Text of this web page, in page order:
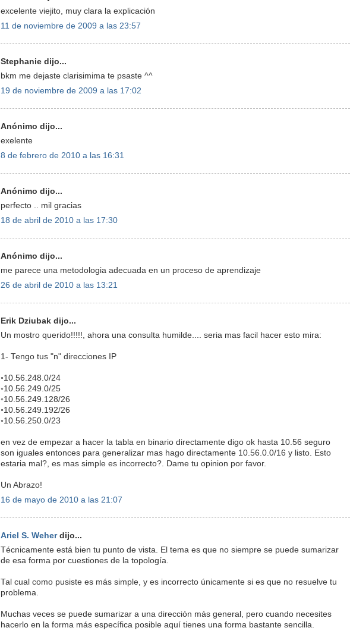
excelente viejito, muy clara la explicación
11 de noviembre de 2009 a las 23:57
Stephanie dijo...
bkm me dejaste clarisimima te psaste ^^
19 de noviembre de 2009 a las 17:02
Anónimo dijo...
exelente
8 de febrero de 2010 a las 16:31
Anónimo dijo...
perfecto .. mil gracias
18 de abril de 2010 a las 17:30
Anónimo dijo...
me parece una metodologia adecuada en un proceso de aprendizaje
26 de abril de 2010 a las 13:21
Erik Dziubak dijo...
Un mostro querido!!!!!, ahora una consulta humilde.... seria mas facil hacer esto mira:
1- Tengo tus "n" direcciones IP
◦10.56.248.0/24
◦10.56.249.0/25
◦10.56.249.128/26
◦10.56.249.192/26
◦10.56.250.0/23
en vez de empezar a hacer la tabla en binario directamente digo ok hasta 10.56 seguro
son iguales entonces para generalizar mas hago directamente 10.56.0.0/16 y listo. Esto
estaria mal?, es mas simple es incorrecto?. Dame tu opinion por favor.
Un Abrazo!
16 de mayo de 2010 a las 21:07
Ariel S. Weherdijo...
Técnicamente está bien tu punto de vista. El tema es que no siempre se puede sumarizar
de esa forma por cuestiones de la topología.
Tal cual como pusiste es más simple, y es incorrecto únicamente si es que no resuelve tu
problema.
Muchas veces se puede sumarizar a una dirección más general, pero cuando necesites
hacerlo en la forma más específica posible aquí tienes una forma bastante sencilla.